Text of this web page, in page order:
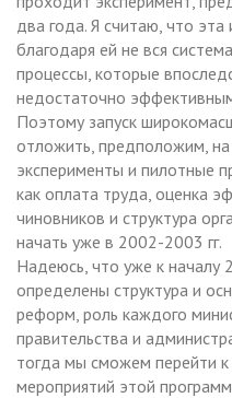
два года. Я считаю, что
благодаря ей не вся
процессы, которые
недостаточно
Поэтому запуск
отложить, предположим,
эксперименты и пилотные
как оплата труда, оценка
чиновников и структура
начать уже в 2002-2003 гг.
Надеюсь, что уже к началу
определены структура и
реформ, роль каждого
правительства и
тогда мы сможем перейти
мероприятий этой